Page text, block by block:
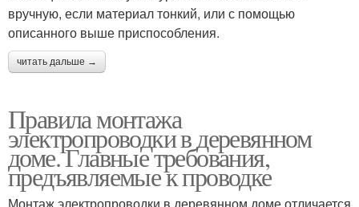
вручную, если материал тонкий, или с помощью
описанного выше приспособления.
читать дальше →
Правила монтажа
электропроводки в деревянном
доме. Главные требования,
предъявляемые к проводке